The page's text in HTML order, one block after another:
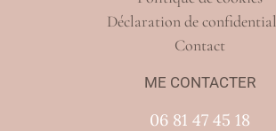
Déclaration de
Contact
ME CONTACTER
06 81 47 45 18